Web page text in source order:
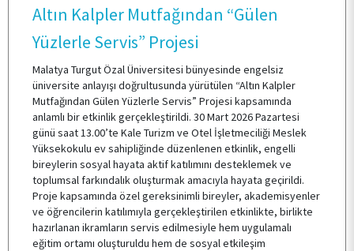
E- HİZMET
İLETİŞİM
Altın Kalpler Mutfağından “Gülen
Yüzlerle Servis” Projesi
Malatya Turgut Özal Üniversitesi bünyesinde engelsiz
üniversite anlayışı doğrultusunda yürütülen “Altın Kalpler
Mutfağından Gülen Yüzlerle Servis” Projesi kapsamında
anlamlı bir etkinlik gerçekleştirildi. 30 Mart 2026 Pazartesi
günü saat 13.00’te Kale Turizm ve Otel İşletmeciliği Meslek
Yüksekokulu ev sahipliğinde düzenlenen etkinlik, engelli
bireylerin sosyal hayata aktif katılımını desteklemek ve
toplumsal farkındalık oluşturmak amacıyla hayata geçirildi.
Proje kapsamında özel gereksinimli bireyler, akademisyenler
ve öğrencilerin katılımıyla gerçekleştirilen etkinlikte, birlikte
hazırlanan ikramların servis edilmesiyle hem uygulamalı
eğitim ortamı oluşturuldu hem de sosyal etkileşim